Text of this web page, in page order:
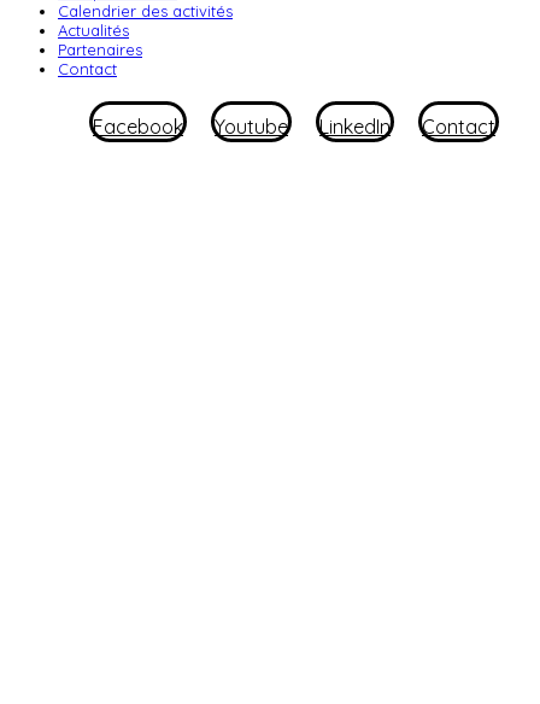
Calendrier des activités
Actualités
Partenaires
Contact
Facebook Youtube LinkedIn Contact